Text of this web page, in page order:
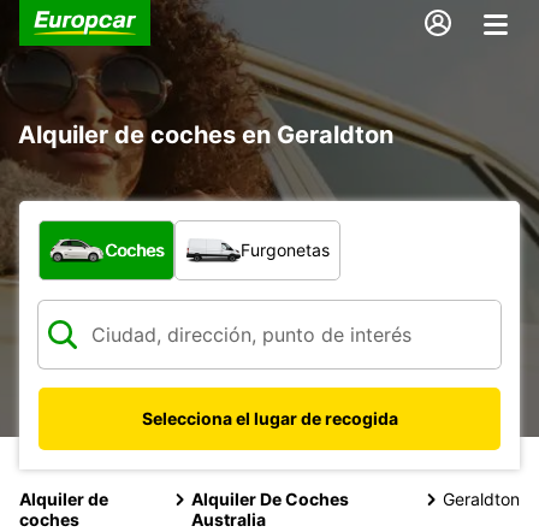
Alquiler de coches en Geraldton
¿Qué tipo de vehículo?
Coches Furgonetas
Selecciona el lugar de recogida
Alquiler de
coches
Alquiler De Coches
Australia
Geraldton